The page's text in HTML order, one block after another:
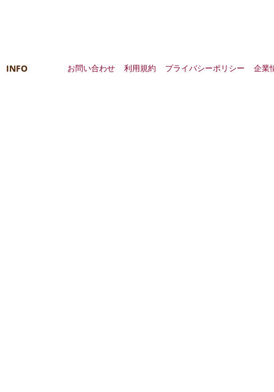
INFO お問い合わせ 利用規約 プライバシーポリシー 企業